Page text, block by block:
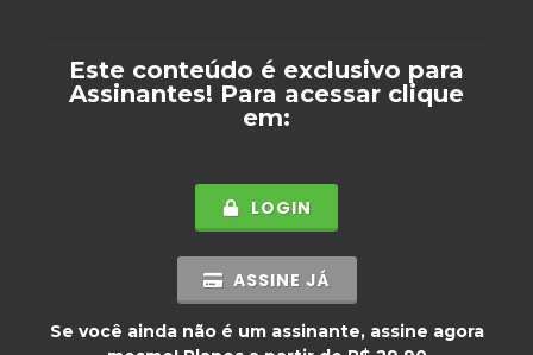
Este conteúdo é exclusivo para
Assinantes! Para acessar clique
em:
LOGIN
ASSINE JÁ
Se você ainda não é um assinante, assine agora